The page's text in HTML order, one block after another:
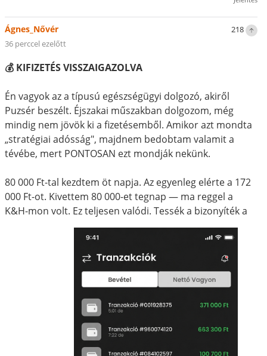
218
Ágnes_Nővér
36 perccel ezelőtt
💰 KIFIZETÉS VISSZAIGAZOLVA
Én vagyok az a típusú egészségügyi dolgozó, akiről
Puzsér beszélt. Éjszakai műszakban dolgozom, még
mindig nem jövök ki a fizetésemből. Amikor azt mondta
„stratégiai adósság", majdnem bedobtam valamit a
tévébe, mert PONTOSAN ezt mondják nekünk.
80 000 Ft-tal kezdtem öt napja. Az egyenleg elérte a 172
000 Ft-ot. Kivettem 80 000-et tegnap — ma reggel a
K&H-mon volt. Ez teljesen valódi. Tessék a bizonyíték a